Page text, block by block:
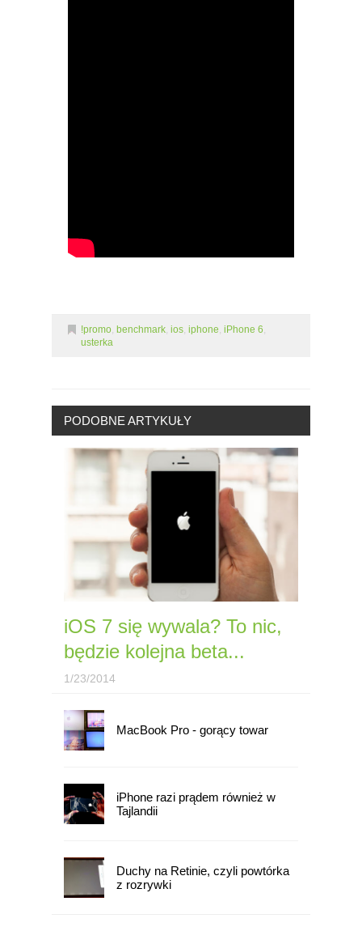
!promo, benchmark, ios, iphone, iPhone 6,
usterka
PODOBNE ARTYKUŁY
iOS 7 się wywala? To nic,
będzie kolejna beta...
1/23/2014
MacBook Pro - gorący towar
iPhone razi prądem również w
Tajlandii
Duchy na Retinie, czyli powtórka
z rozrywki